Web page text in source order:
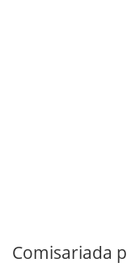
Comisariada